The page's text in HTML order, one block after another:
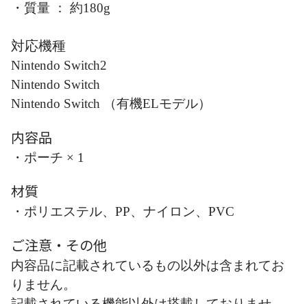
・質量 ： 約180g
対応機種
Nintendo Switch2
Nintendo Switch
Nintendo Switch （有機ELモデル）
内容品
・ポーチ × 1
材質
・ポリエステル、PP、ナイロン、PVC
ご注意・その他
内容品に記載されているもの以外は含まれてお
りません。